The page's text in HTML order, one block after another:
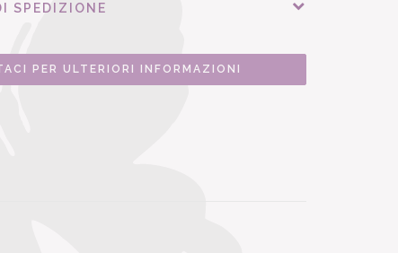
SPEDIZIONE
PER ULTERIORI INFORMAZIONI